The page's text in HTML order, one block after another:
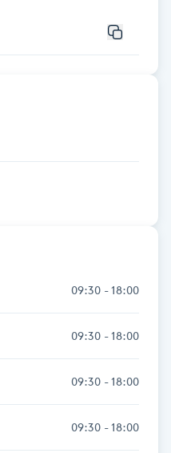
09:30 - 18:00
09:30 - 18:00
09:30 - 18:00
09:30 - 18:00